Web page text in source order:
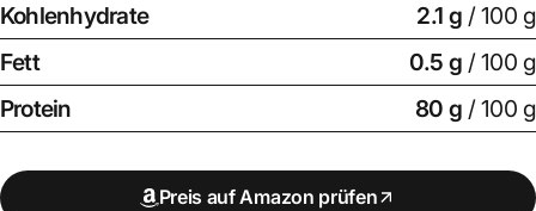
Kohlenhydrate
2.1 g / 100 g
Fett
0.5 g / 100 g
Protein
80 g / 100 g
Preis auf Amazon prüfen